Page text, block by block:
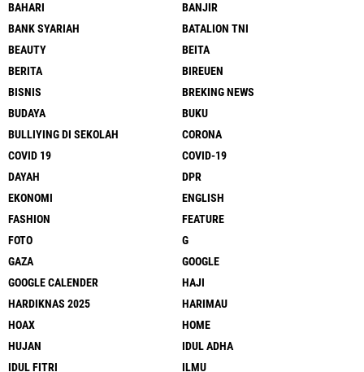
BAHARI
BANJIR
BANK SYARIAH
BATALION TNI
BEAUTY
BEITA
BERITA
BIREUEN
BISNIS
BREKING NEWS
BUDAYA
BUKU
BULLIYING DI SEKOLAH
CORONA
COVID 19
COVID-19
DAYAH
DPR
EKONOMI
ENGLISH
FASHION
FEATURE
FOTO
G
GAZA
GOOGLE
GOOGLE CALENDER
HAJI
HARDIKNAS 2025
HARIMAU
HOAX
HOME
HUJAN
IDUL ADHA
IDUL FITRI
ILMU